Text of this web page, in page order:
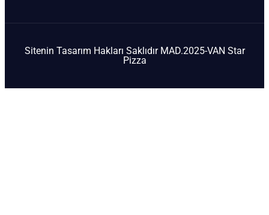
Sitenin Tasarım Hakları Saklıdır MAD.2025-VAN Star
Pizza